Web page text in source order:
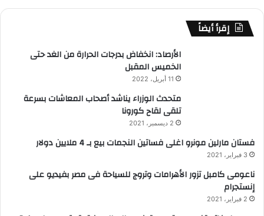
إقرأ أيضاً
الأرصاد: انخفاض بدرجات الحرارة من الغد حتى
الخميس المقبل
11 أبريل، 2022
متحدث الوزراء يناشد أصحاب المعاشات بسرعة
تلقى لقاح كورونا
2 ديسمبر، 2021
فستان مارلين مونرو اغلى فساتين النجمات بيع بـ 4 ملايين دولار
3 فبراير، 2021
ناعومى كامبل تزور الأهرامات وتروج للسياحة فى مصر بفيديو على
إنستجرام
2 فبراير، 2021